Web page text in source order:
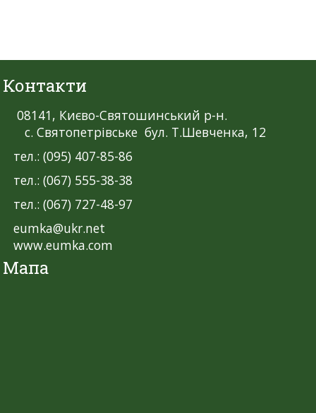
Контакти
08141, Києво-Святошинський р-н.
с. Святопетрівське бул. Т.Шевченка, 12
тел.: (095) 407-85-86
тел.: (067) 555-38-38
тел.: (067) 727-48-97
eumka@ukr.net
www.eumka.com
Мапа